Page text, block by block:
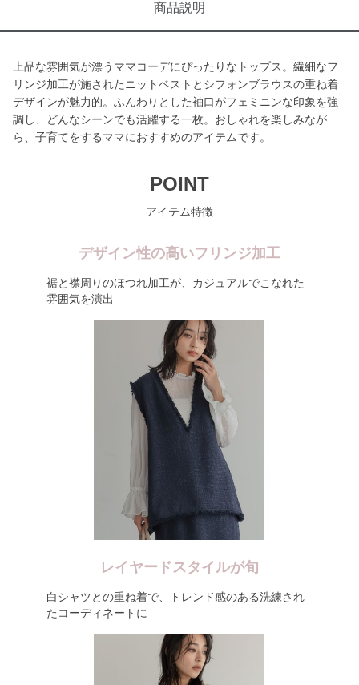
商品説明
上品な雰囲気が漂うママコーデにぴったりなトップス。繊細なフ
リンジ加工が施されたニットベストとシフォンブラウスの重ね着
デザインが魅力的。ふんわりとした袖口がフェミニンな印象を強
調し、どんなシーンでも活躍する一枚。おしゃれを楽しみなが
ら、子育てをするママにおすすめのアイテムです。
POINT
アイテム特徴
デザイン性の高いフリンジ加工
裾と襟周りのほつれ加工が、カジュアルでこなれた
雰囲気を演出
レイヤードスタイルが旬
白シャツとの重ね着で、トレンド感のある洗練され
たコーディネートに